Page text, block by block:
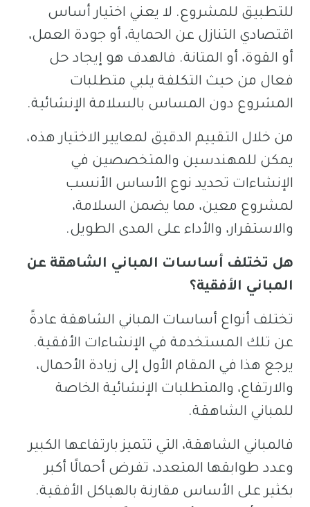
للتطبيق للمشروع. لا يعني اختيار أساس
اقتصادي التنازل عن الحماية، أو جودة العمل،
أو القوة، أو المتانة. فالهدف هو إيجاد حل
فعال من حيث التكلفة يلبي متطلبات
المشروع دون المساس بالسلامة الإنشائية.
من خلال التقييم الدقيق لمعايير الاختيار هذه،
يمكن للمهندسين والمتخصصين في
الإنشاءات تحديد نوع الأساس الأنسب
لمشروع معين، مما يضمن السلامة،
والاستقرار، والأداء على المدى الطويل.
هل تختلف أساسات المباني الشاهقة عن
المباني الأفقية؟
تختلف أنواع أساسات المباني الشاهقة عادةً
عن تلك المستخدمة في الإنشاءات الأفقية.
يرجع هذا في المقام الأول إلى زيادة الأحمال،
والارتفاع، والمتطلبات الإنشائية الخاصة
للمباني الشاهقة.
فالمباني الشاهقة، التي تتميز بارتفاعها الكبير
وعدد طوابقها المتعدد، تفرض أحمالًا أكبر
بكثير على الأساس مقارنة بالهياكل الأفقية.